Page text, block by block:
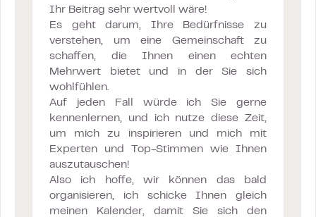
Ihr Beitrag sehr wertvoll wäre!
Es geht darum, Ihre Bedürfnisse zu
verstehen, um eine Gemeinschaft zu
schaffen, die Ihnen einen echten
Mehrwert bietet und in der Sie sich
wohlfühlen.
Auf jeden Fall würde ich Sie gerne
kennenlernen, und ich nutze diese Zeit,
um mich zu inspirieren und mich mit
Experten und Top-Stimmen wie Ihnen
auszutauschen!
Also ich hoffe, wir können das bald
organisieren, ich schicke Ihnen gleich
meinen Kalender, damit Sie sich den